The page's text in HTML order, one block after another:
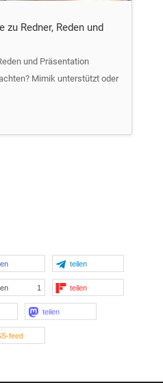
Redner, Reden und
und Präsentation
Mimik unterstützt oder
teilen
1 teilen
teilen
feed